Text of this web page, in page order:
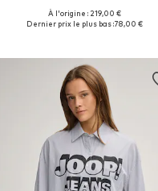
Tailles disponibles: XS, S, M, XL, XXL
À l'origine : 219,00 €
Dernier prix le plus bas :78,00 €